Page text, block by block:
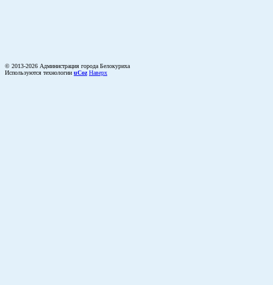
© 2013-2026 Администрация города Белокуриха
Используются технологии uCoz Наверх